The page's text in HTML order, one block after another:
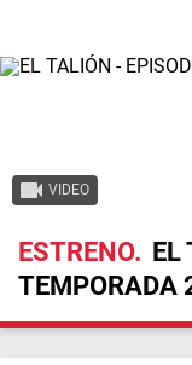
VIDEO
ESTRENO
EL
TEMPORADA